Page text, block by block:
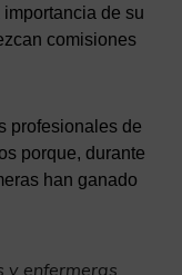
de su
comisiones
profesionales de
porque, durante
han ganado
y enfermeras